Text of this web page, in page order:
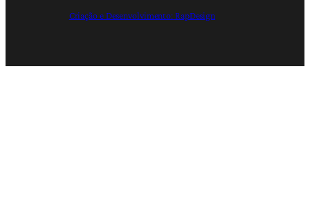
Criação e Desenvolvimento: RapDesign